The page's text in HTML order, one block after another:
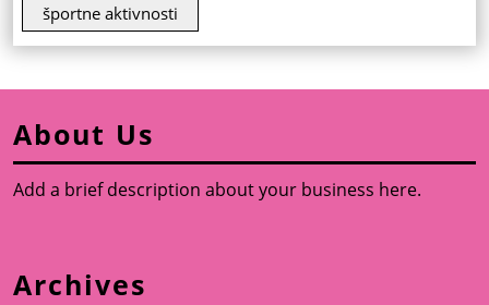
športne aktivnosti
About Us
Add a brief description about your business here.
Archives